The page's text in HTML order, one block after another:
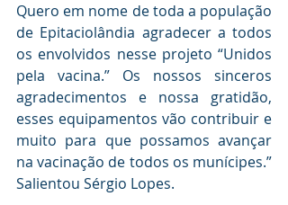
Quero em nome de toda a população
de Epitaciolândia agradecer a todos
os envolvidos nesse projeto “Unidos
pela vacina.” Os nossos sinceros
agradecimentos e nossa gratidão,
esses equipamentos vão contribuir e
muito para que possamos avançar
na vacinação de todos os munícipes.”
Salientou Sérgio Lopes.